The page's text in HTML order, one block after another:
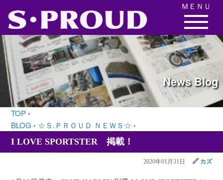
NewsBlog
TOP ›
BLOG › ☆Ｓ.ＰＲＯＵＤ ＮＥＷＳ☆ ›
I LOVE SPORTSTER 掲載！
2020年01月31日 カズ
ＭＥＮＵ